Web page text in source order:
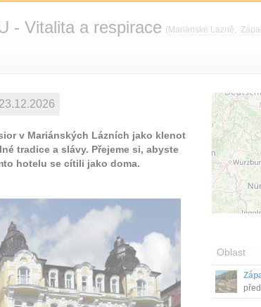
- Vitalita a respirace ( Mariánské Lázně,
v Mariánských Lázních jako klenot
tradice a slávy. Přejeme si, abyste
hotelu se cítili jako doma.
Oblast